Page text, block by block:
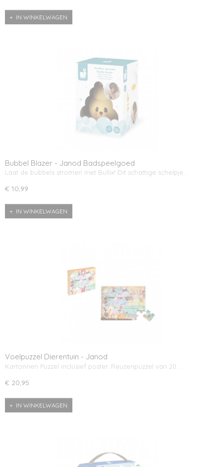
IN WINKELWAGEN
Bubbel Blazer - Janod Badspeelgoed
Laat de bubbels stromen met Bullix! Dit schattige schelpje…
€ 10,99
IN WINKELWAGEN
Voelpuzzel Dierentuin - Janod
Kartonnen Puzzel inclusief poster. Reuzenpuzzel van 20…
€ 20,95
IN WINKELWAGEN